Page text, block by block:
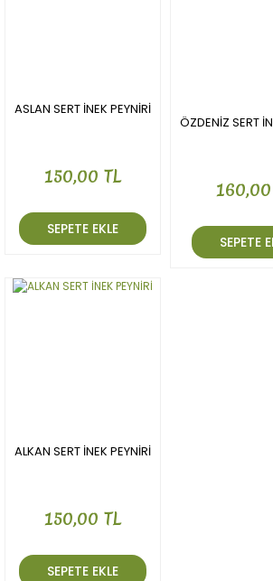
ASLAN SERT İNEK PEYNİRİ
150,00 TL
SEPETE EKLE
ÖZDENİZ SERT
SEPETE
ALKAN SERT İNEK PEYNİRİ
150,00 TL
SEPETE EKLE